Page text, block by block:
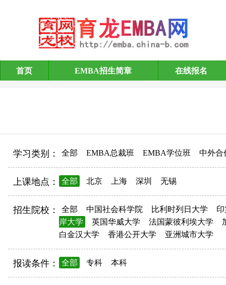
EMBA招生简章
首页 EMBA招生简章 在线报名
学习类别： 全部 EMBA总裁班 EMBA学位班 中外合
上课地点： 全部 北京 上海 深圳 无锡
招生院校： 全部 中国社会科学院 比利时列日大学
岸大学
英国华威大学 法国蒙彼利埃大学
白金汉大学
香港公开大学 亚洲城市大学
报读条件： 全部 专科 本科